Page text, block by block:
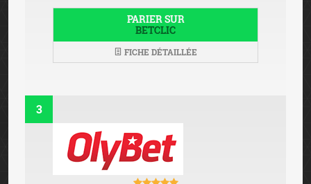
PARIER SUR
BETCLIC
FICHE DÉTAILLÉE
3